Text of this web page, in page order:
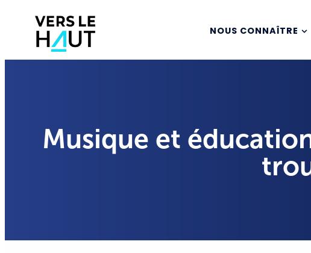
NOUS CONNAÎTRE
Musique et